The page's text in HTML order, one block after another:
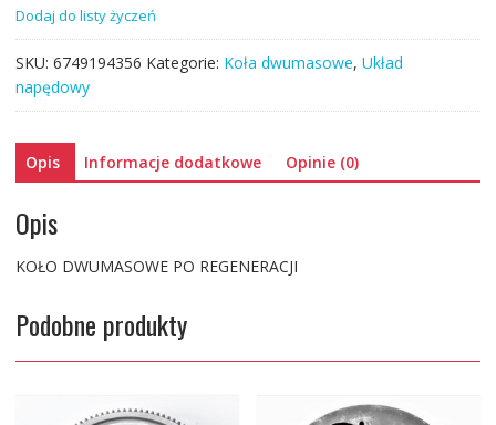
VITO
2.2
SWARZĘDZ
Dodaj do listy życzeń
SKU: 6749194356 Kategorie: Koła dwumasowe, Układ
napędowy
Opis Informacje dodatkowe Opinie (0)
Opis
KOŁO DWUMASOWE PO REGENERACJI
Podobne produkty